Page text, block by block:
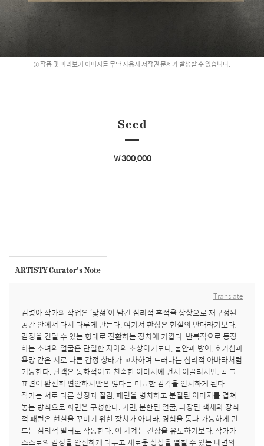
작품 및 미리보기 이미지를 무단 사용시 저작권 문제가 발생할 수 있습니다.
Seed
￦300,000
ARTISTY Curator's Note
Translate
김령아 작가의 작업은 ‘낯섦’이 남긴 심리적 흔적을 상상으로 재구성된
공간 안에서 다시 다루게 만든다. 여기서 환상은 현실의 반대라기보다,
감정을 견딜 수 있는 형태로 전환하는 장치에 가깝다. 반복적으로 등장
하는 소녀의 얼굴은 단일한 자아의 초상이기보다, 불안과 방어, 호기심과
욕망 같은 서로 다른 감정 상태가 교차하며 드러나는 심리적 아바타처럼
기능한다. 관객은 동화적이고 친숙한 이미지에 먼저 이끌리지만, 곧 그
표면이 완전히 편안하지만은 않다는 미묘한 감각을 인지하게 된다.
작가는 서로 다른 상징과 질감, 패턴을 병치하고 분절된 이미지를 겹쳐
놓는 방식으로 화면을 구성한다. 가면, 분할된 얼굴, 과장된 색채와 장식
적 패턴은 현실을 꾸미기 위한 장치가 아니라, 경험을 통과 가능하게 만
드는 심리적 필터로 작동한다. 이 세계는 긴장을 유도하기보다, 작가가
스스로의 감정을 안전하게 다루고 새로운 상상을 펼칠 수 있는 내면의